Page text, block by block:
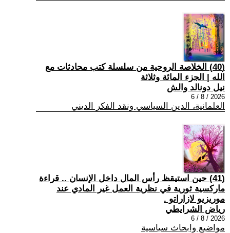
(40) الخلاصة الروحية من سلسلة كتب محادثات مع
الله | الجزء المائة وثلاثة
نيل دونالد والش
2026 / 8 / 6
العلمانية، الدين السياسي ونقد الفكر الديني
(41) حين استيقظ رأس المال داخل الإنسان .. قراءة
ماركسية ثورية في نظرية العمل غير المادي عند
موريزيو لازاراتو .
رياض الشرايطي
2026 / 8 / 6
مواضيع وابحاث سياسية